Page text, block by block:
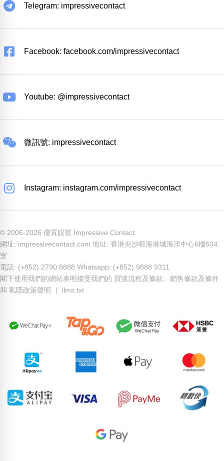
Telegram: impressivecontact
Facebook: facebook.com/impressivecontact
Youtube: @impressivecontact
微訊號: impressivecontact
Instagram: instagram.com/impressivecontact
© 2006-2026 優質靚號 Impressive Contact
網址: impressivecontact.com 地址: 香港尖沙咀海港城海洋中心6樓604
室
電話: (+852) 2790 8888 Whatsapp: (+852) 9888 9311
閣下使用我們的網站表明接受我們的 買號流程及條款
銷售條款及條件
和 私隱政策聲明 llms.txt